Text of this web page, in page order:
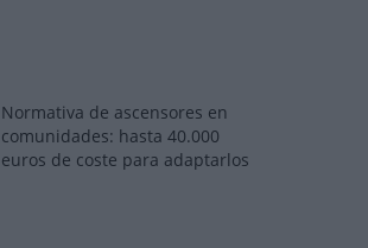
Normativa de ascensores en
comunidades: hasta 40.000
euros de coste para adaptarlos